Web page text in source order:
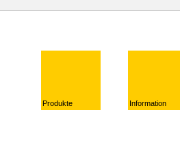
Produkte Information